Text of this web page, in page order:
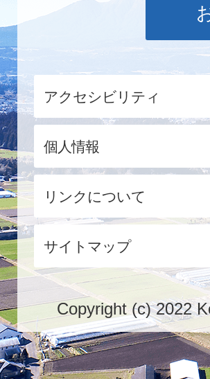
アクセシビリティ
個人情報
リンクについて
サイトマップ
Copyright (c) 2022